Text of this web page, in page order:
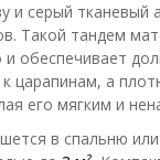
и серый тканевый
Такой тандем
обеспечивает
царапинам, а
его мягким и
в спальню